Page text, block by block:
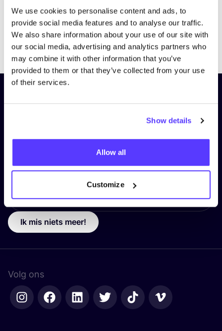
We use cookies to personalise content and ads, to
provide social media features and to analyse our traffic.
We also share information about your use of our site with
our social media, advertising and analytics partners who
may combine it with other information that you’ve
provided to them or that they’ve collected from your use
of their services.
Show details
Allow all
Customize
PreviousNext
Ik mis niets meer!
Volg ons